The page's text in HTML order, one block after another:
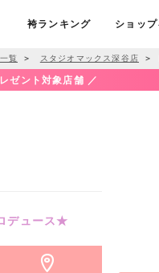
袴ランキング ショッ
覧 ＞ スタジオマックス深谷店 ＞
ゼント対象店舗 ／
デュース★